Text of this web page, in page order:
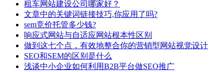
租车网站建设公司哪家好？
文章中的关键词链接技巧,你应用了吗?
sem竞价托管多少钱?
响应式网站与自适应网站根本性区别
做到这七个点，有效地整合你的营销型网站视觉设计
SEO和SEM的区别是什么
浅谈中小企业如何利用B2B平台做SEO推广